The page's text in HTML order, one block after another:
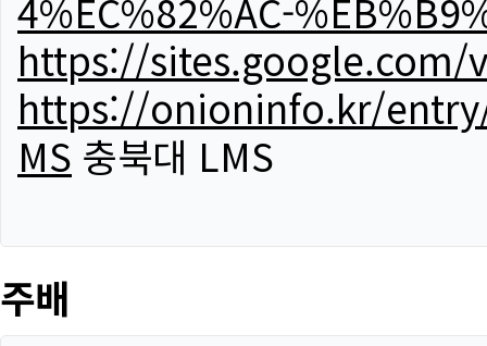
4%EC%82%AC-
https://sites.google.com/
https://onioninfo.kr/entry/
MS 충북대 LMS
주배